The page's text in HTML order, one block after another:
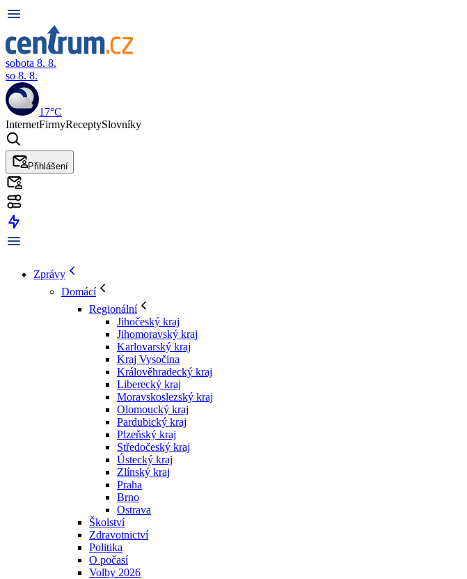
sobota 8. 8.
so 8. 8.
17°C
InternetFirmyReceptySlovníky
Přihlášení
Zprávy
Domácí
Regionální
Jihočeský kraj
Jihomoravský kraj
Karlovarský kraj
Kraj Vysočina
Králověhradecký kraj
Liberecký kraj
Moravskoslezský kraj
Olomoucký kraj
Pardubický kraj
Plzeňský kraj
Středočeský kraj
Ústecký kraj
Zlínský kraj
Praha
Brno
Ostrava
Školství
Zdravotnictví
Politika
O počasí
Volby 2026